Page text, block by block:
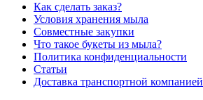
Как сделать заказ?
Условия хранения мыла
Совместные закупки
Что такое букеты из мыла?
Политика конфиденциальности
Статьи
Доставка транспортной компанией